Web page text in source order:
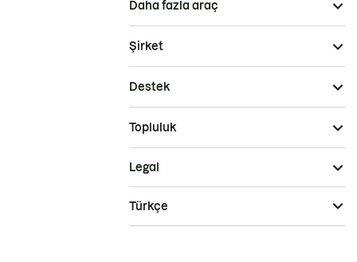
Daha fazla araç
Şirket
Destek
Topluluk
Legal
Türkçe